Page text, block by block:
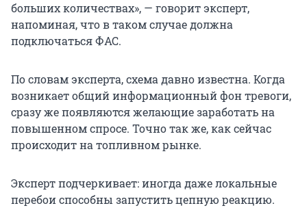
больших количествах», — говорит эксперт,
напоминая, что в таком случае должна
подключаться ФАС.
По словам эксперта, схема давно известна. Когда
возникает общий информационный фон тревоги,
сразу же появляются желающие заработать на
повышенном спросе. Точно так же, как сейчас
происходит на топливном рынке.
Эксперт подчеркивает: иногда даже локальные
перебои способны запустить цепную реакцию.